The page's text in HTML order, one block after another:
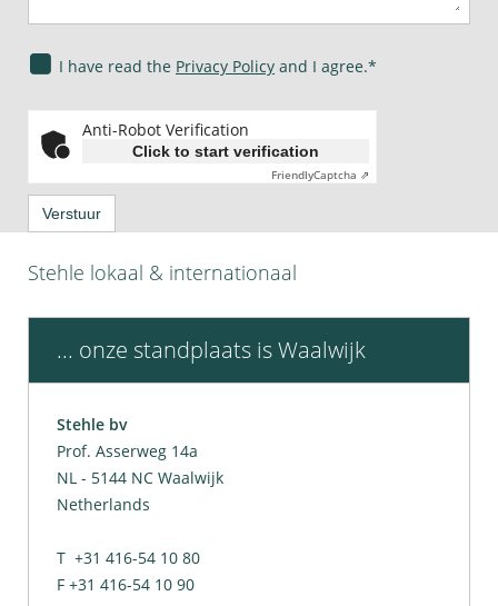
I have read the Privacy Policy and I agree.*
Anti-Robot Verification
Click to start verification
FriendlyCaptcha ⇗
Verstuur
Stehle lokaal & internationaal
... onze standplaats is Waalwijk
Stehle bv
Prof. Asserweg 14a
NL - 5144 NC Waalwijk
Netherlands
T +31 416-54 10 80
F +31 416-54 10 90